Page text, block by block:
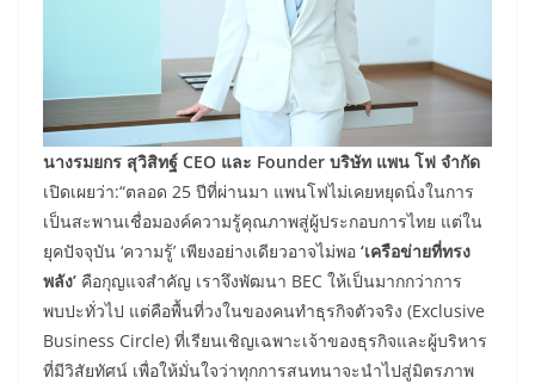
นางรมยกร สุวิสิทฐ์ CEO และ Founder บริษัท แพน โฟ จำกัด
เปิดเผยว่า:“ตลอด 25 ปีที่ผ่านมา แพนโฟไม่เคยหยุดนิ่งในการ
เป็นสะพานเชื่อมองค์ความรู้คุณภาพสู่ผู้ประกอบการไทย แต่ใน
ยุคปัจจุบัน ‘ความรู้’ เพียงอย่างเดียวอาจไม่พอ ‘เครือข่ายที่ทรง
พลัง’ คือกุญแจสำคัญ เราจึงพัฒนา BEC ให้เป็นมากกว่าการ
พบปะทั่วไป แต่คือพื้นที่วงในของคนทำธุรกิจตัวจริง (Exclusive
Business Circle) ที่เรียนเชิญเฉพาะเจ้าของธุรกิจและผู้บริหาร
ที่มีวิสัยทัศน์ เพื่อให้มั่นใจว่าทุกการสนทนาจะนำไปสู่มิตรภาพ